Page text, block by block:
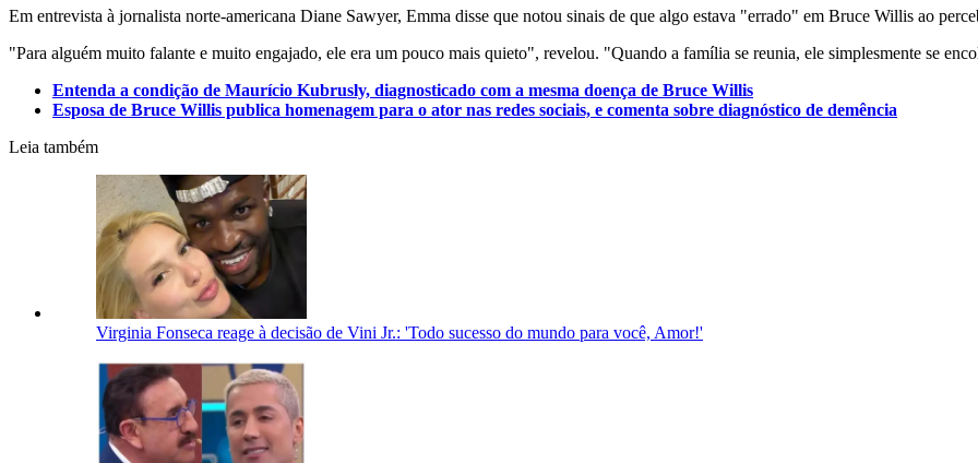
Em entrevista à jornalista norte-americana Diane Sawyer, Emma disse que notou sinais de que algo estava "errado" em Bruce Willis ao
"Para alguém muito falante e muito engajado, ele era um pouco mais quieto", revelou. "Quando a família se reunia, ele simplesmente se
Entenda a condição de Maurício Kubrusly, diagnosticado com a mesma doença de Bruce Willis
Esposa de Bruce Willis publica homenagem para o ator nas redes sociais, e comenta sobre diagnóstico de demência
Leia também
Virginia Fonseca reage à decisão de Vini Jr.: 'Todo sucesso do mundo para você, Amor!'